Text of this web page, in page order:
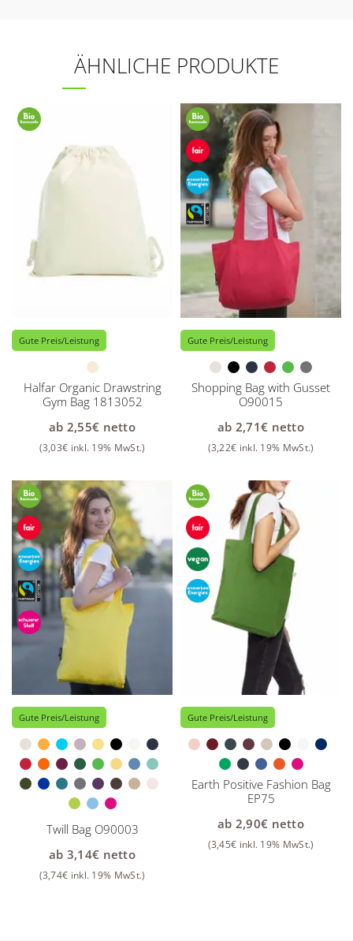
ÄHNLICHE PRODUKTE
Gute Preis/Leistung
Halfar Organic Drawstring
Gym Bag 1813052
ab 2,55€ netto
(3,03€ inkl. 19% MwSt.)
Gute Preis/Leistung
Shopping Bag with Gusset
O90015
ab 2,71€ netto
(3,22€ inkl. 19% MwSt.)
Gute Preis/Leistung
Twill Bag O90003
ab 3,14€ netto
(3,74€ inkl. 19% MwSt.)
Gute Preis/Leistung
Earth Positive Fashion Bag
EP75
ab 2,90€ netto
(3,45€ inkl. 19% MwSt.)